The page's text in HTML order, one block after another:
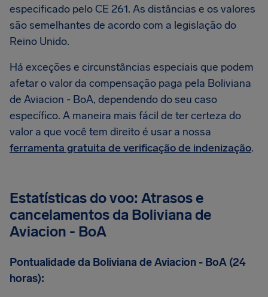
especificado pelo CE 261. As distâncias e os valores
são semelhantes de acordo com a legislação do
Reino Unido.
Há exceções e circunstâncias especiais que podem
afetar o valor da compensação paga pela Boliviana
de Aviacion - BoA, dependendo do seu caso
específico. A maneira mais fácil de ter certeza do
valor a que você tem direito é usar a nossa
ferramenta gratuita de verificação de indenização.
Estatísticas do voo: Atrasos e
cancelamentos da Boliviana de
Aviacion - BoA
Pontualidade da Boliviana de Aviacion - BoA (24
horas):